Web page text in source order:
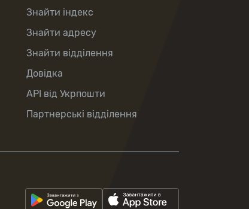
Знайти індекс
Знайти адресу
Знайти відділення
Довідка
API від Укрпошти
Партнерські відділення